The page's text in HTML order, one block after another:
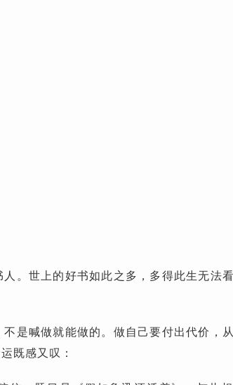
。世上的好书如此之多，多得此生无法
是喊做就能做的。做自己要付出代价，
既感又叹：